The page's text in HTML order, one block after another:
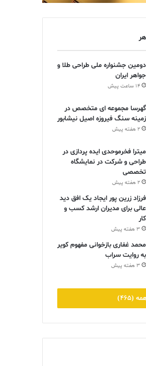
دومین جشنواره ملی طراحی طلا و
جواهر ایران
14 ساعت پیش
گهرسا مجموعه ای متخصص در
زمینه سنگ فیروزه اصیل نیشابور
2 هفته پیش
میترا فخرموحدی ایده پردازی در
طراحی و شرکت در نمایشگاه
تخصصی
2 هفته پیش
فرزاد زرین پور ایجاد یک افق دید
عالی برای مدیران ارشد کسب و
کار
3 هفته پیش
محمد غفاری بازخوانی مفهوم کویر
به روایت سراب
3 هفته پیش
(465)